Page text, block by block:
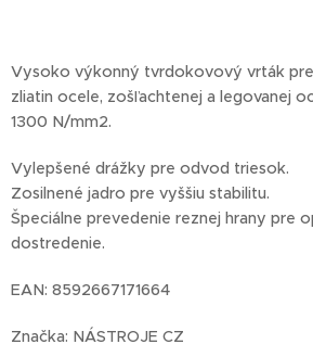
Vysoko výkonný tvrdokovový vrták
zliatin ocele, zošľachtenej a legovanej
1300 N/mm2.
Vylepšené drážky pre odvod triesok.
Zosilnené jadro pre vyššiu stabilitu.
Špeciálne prevedenie reznej hrany pre
dostredenie.
EAN: 8592667171664
Značka: NÁSTROJE CZ